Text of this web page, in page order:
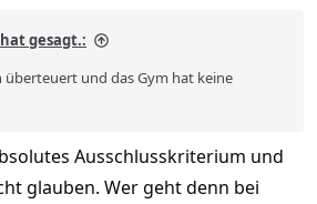
gesagt.:
überteuert und das Gym hat keine
Ausschlusskriterium und
glauben. Wer geht denn bei